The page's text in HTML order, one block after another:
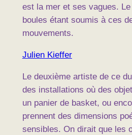
est la mer et ses vagues.
boules étant soumis à ces
mouvements.
Julien Kieffer
Le deuxième artiste de ce
des installations où des
un panier de basket, ou
prennent des dimensions
sensibles. On dirait que les